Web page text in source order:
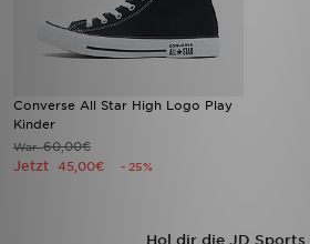
Converse All Star High Logo Play
Kinder
War60,00€
Jetzt 45,00€ - 25%
Hol dir die JD Sports